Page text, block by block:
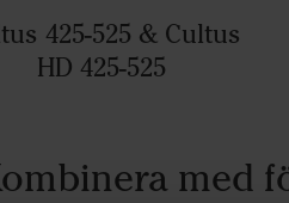
425-525 & Cultus
HD 425-525
med